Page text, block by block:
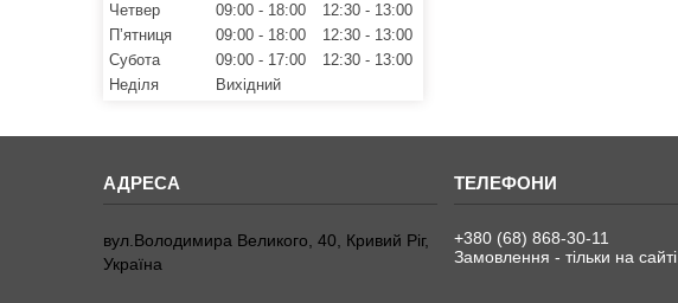
Четвер
09:00 18:00 12:30
13:00
Пʼятниця
09:00 18:00 12:30
13:00
Субота
09:00 17:00 12:30
13:00
Неділя
Вихідний
вул.Володимира Великого, 40, Кривий Ріг,
Україна
+380 (68) 868-30-11
Замовлення - тільки на сайті